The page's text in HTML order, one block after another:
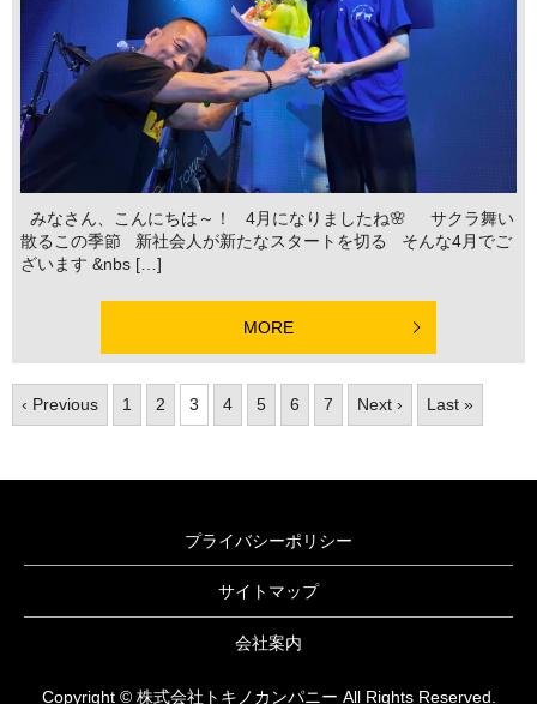
みなさん、こんにちは～！ 4月になりましたね🌸 サクラ舞い
散るこの季節 新社会人が新たなスタートを切る そんな4月でご
ざいます &nbs […]
MORE
‹ Previous 1 2 3 4 5 6 7 Next › Last »
プライバシーポリシー
サイトマップ
会社案内
Copyright © 株式会社トキノカンパニー All Rights Reserved.